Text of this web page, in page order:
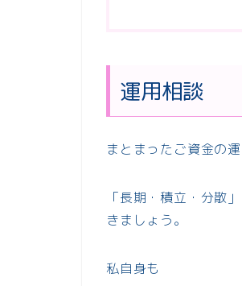
運用相談
まとまったご資金の
「長期・積立・分散
きましょう。
私自身も